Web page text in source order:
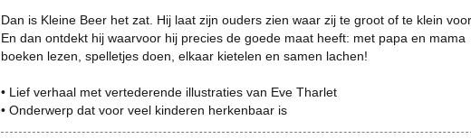
Dan is Kleine Beer het zat. Hij laat zijn ouders zien waar zij te groot of te klein
En dan ontdekt hij waarvoor hij precies de goede maat heeft: met papa en mama
boeken lezen, spelletjes doen, elkaar kietelen en samen lachen!
• Lief verhaal met vertederende illustraties van Eve Tharlet
• Onderwerp dat voor veel kinderen herkenbaar is